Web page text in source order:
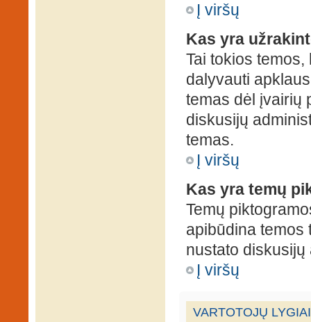
Į viršų
Kas yra
Tai tokios
dalyvauti
temas dėl įvairių
diskusijų
temas.
Į viršų
Kas yra temų
Temų
apibūdina temos
nustato
Į viršų
VARTOTOJŲ